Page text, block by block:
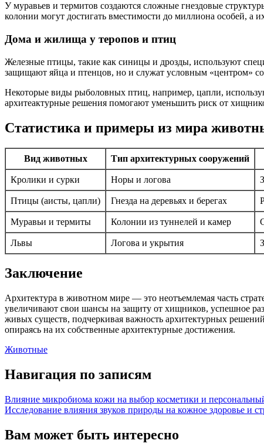
У муравьев и термитов создаются сложные гнездовые
колонии могут достигать вместимости до миллиона особей, а
Дома и жилища у теропов и птиц
Железные птицы, такие как синицы и дрозды, используют
защищают яйца и птенцов, но и служат условным «центром»
Некоторые виды рыболовных птиц, например, цапли,
архитеактурные решения помогают уменьшить риск от
Статистика и примеры из мира
Вид животных Тип архитектурных сооружений
Кролики и сурки Норы и логова
Птицы (аисты, цапли) Гнезда на деревьях и берегах
Муравьи и термиты Колонии из туннелей и камер
Львы Логова и укрытия
Заключение
Архитектура в животном мире — это неотъемлемая часть
увеличивают свои шансы на защиту от хищников, успешное
живых существ, подчеркивая важность архитектурных
опираясь на их собственные архитектурные достижения.
Животные
Навигация по записям
Влияние микробиома кожи на выбор косметики и
Исследование влияния звуков природы на кожное здоровье и
Вам может быть интересно